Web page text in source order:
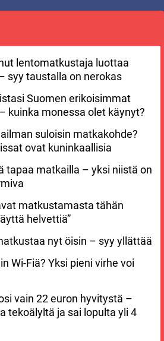
lentomatkustaja luottaa
syy taustalla on nerokas
Suomen erikoisimmat
kuinka monessa olet käynyt?
suloisin matkakohde?
ovat kuninkaallisia
tapaa matkailla – yksi niistä on
matkustamasta tähän
helvettiä”
nyt öisin – syy yllättää
Wi-Fiä? Yksi pieni virhe voi
vain 22 euron hyvitystä –
tekoälyltä ja sai lopulta yli 4